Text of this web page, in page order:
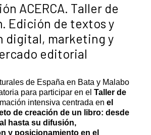
ACERCA. Taller de
Edición de textos y
digital, marketing y
editorial
de España en Bata y Malabo
para participar en el Taller de
intensiva centrada en el
de creación de un libro: desde
hasta su difusión,
y posicionamiento en el